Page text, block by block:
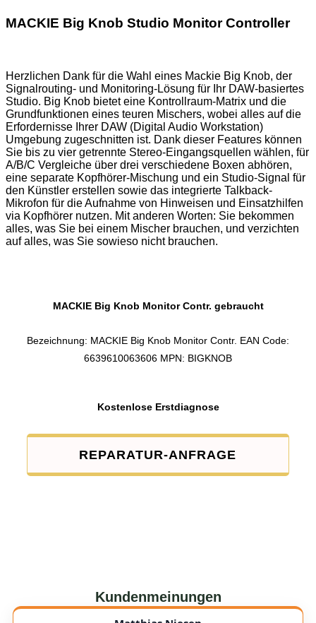
MACKIE Big Knob Studio Monitor Controller
Herzlichen Dank für die Wahl eines Mackie Big Knob, der
Signalrouting- und Monitoring-Lösung für Ihr DAW-basiertes
Studio. Big Knob bietet eine Kontrollraum-Matrix und die
Grundfunktionen eines teuren Mischers, wobei alles auf die
Erfordernisse Ihrer DAW (Digital Audio Workstation)
Umgebung zugeschnitten ist. Dank dieser Features können
Sie bis zu vier getrennte Stereo-Eingangsquellen wählen, für
A/B/C Vergleiche über drei verschiedene Boxen abhören,
eine separate Kopfhörer-Mischung und ein Studio-Signal für
den Künstler erstellen sowie das integrierte Talkback-
Mikrofon für die Aufnahme von Hinweisen und Einsatzhilfen
via Kopfhörer nutzen. Mit anderen Worten: Sie bekommen
alles, was Sie bei einem Mischer brauchen, und verzichten
auf alles, was Sie sowieso nicht brauchen.
MACKIE Big Knob Monitor Contr. gebraucht
Bezeichnung: MACKIE Big Knob Monitor Contr. EAN Code:
6639610063606 MPN: BIGKNOB
Kostenlose Erstdiagnose
REPARATUR-ANFRAGE
Kundenmeinungen